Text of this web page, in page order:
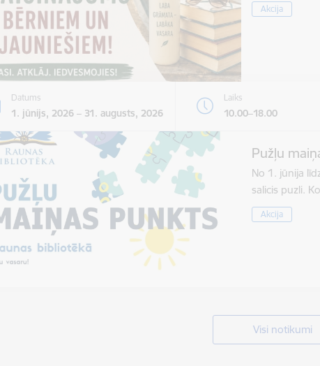
Akcija
Datums
1. jūnijs, 2026 – 31. augusts, 2026
Laiks
10.00–18.00
Pužļu
No 1. jūnija
salicis puzli.
Akcija
Visi notikumi